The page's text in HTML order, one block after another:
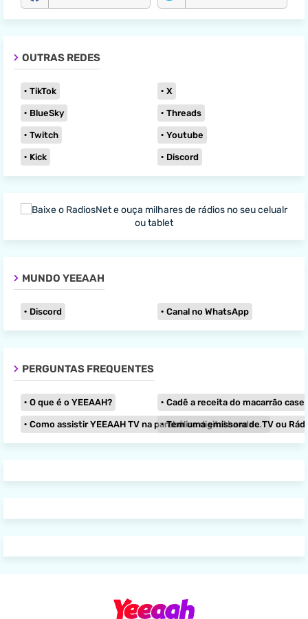
OUTRAS REDES
TikTok X
BlueSky Threads
Twitch Youtube
Kick Discord
MUNDO YEEAAH
Discord Canal no WhatsApp
PERGUNTAS FREQUENTES
O que é o YEEAAH? Cadê a receita do macarrão caseiro
Como assistir YEEAAH TV na parabólica digital banda KU?
Tem uma emissora de TV ou Rádio